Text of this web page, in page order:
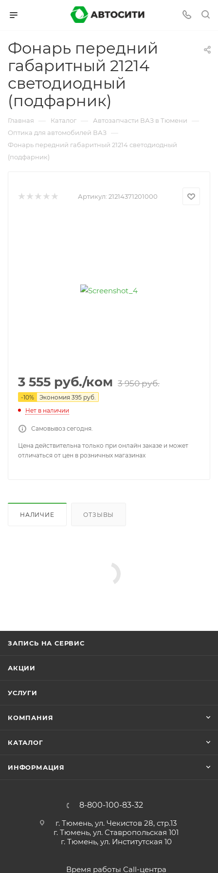
Фонарь передний
габаритный 21214
светодиодный
(подфарник)
Главная — Каталог — Автозапчасти ВАЗ в Тюмени —
Оптика для автомобилей ВАЗ —
Фонарь передний габаритный 21214 светодиодный
(подфарник)
Артикул: 21214371201000
3 555 руб./ком 3 950руб.
-10% Экономия 395 руб.
Нет в наличии
Самовывоз сегодня.
Цена действительна только при онлайн заказе и может
отличаться от цен в розничных магазинах
НАЛИЧИЕ ОТЗЫВЫ
ЗАПИСЬ НА СЕРВИС
АКЦИИ
УСЛУГИ
КОМПАНИЯ
КАТАЛОГ
ИНФОРМАЦИЯ
8-800-100-83-32
г. Тюмень, ул. Чекистов 28, стр.13
г. Тюмень, ул. Ставропольская 101
г. Тюмень, ул. Институтская 10
Время работы Call-центра